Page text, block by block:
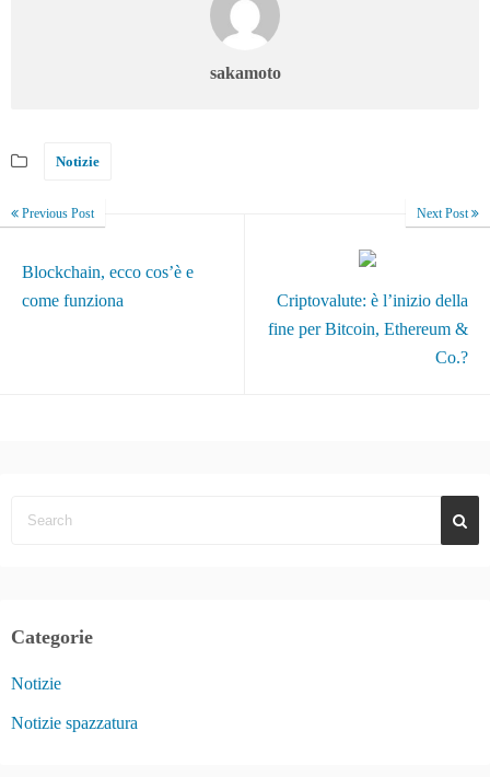
sakamoto
Notizie
Previous Post
Blockchain, ecco cos’è e
come funziona
Next Post
Criptovalute: è l’inizio della
fine per Bitcoin, Ethereum &
Co.?
Categorie
Notizie
Notizie spazzatura